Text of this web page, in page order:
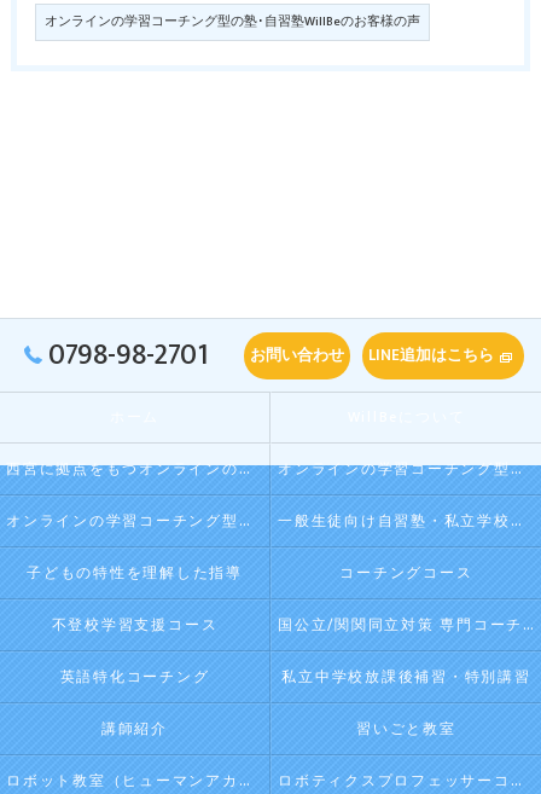
オンラインの学習コーチング型の塾･自習塾WillBeのお客様の声
0798-98-2701 お問い合わせ LINE追加はこちら
西宮に拠点をもつオンラインの学習コーチング型・映像授業型の塾･自習塾WillBeの口コミ情報 オンラインの学習コーチング型・映像授業型の塾･自習塾WillBeの評判
オンラインの学習コーチング型・映像授業型の塾･自習塾WillBeのお客様の声 一般生徒向け自習塾・私立学校向け放課後学習
子どもの特性を理解した指導 コーチングコース
不登校学習支援コース 国公立/関関同立対策 専門コーチング
英語特化コーチング 私立中学校放課後補習・特別講習
講師紹介 習いごと教室
ロボット教室（ヒューマンアカデミージュニアプログラム） ロボティクスプロフェッサーコース（ヒューマンアカデミージュニアプログラム）